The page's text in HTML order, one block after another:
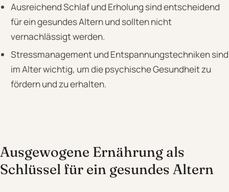
Ausreichend Schlaf und Erholung sind entscheidend
für ein gesundes Altern und sollten nicht
vernachlässigt werden.
Stressmanagement und Entspannungstechniken sind
im Alter wichtig, um die psychische Gesundheit zu
fördern und zu erhalten.
Ausgewogene Ernährung als
Schlüssel für ein gesundes Altern